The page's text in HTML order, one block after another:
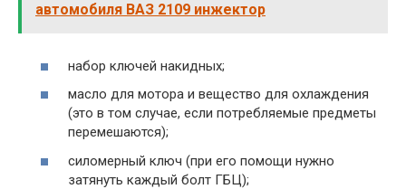
автомобиля ВАЗ 2109 инжектор
набор ключей накидных;
масло для мотора и вещество для охлаждения
(это в том случае, если потребляемые предметы
перемешаются);
силомерный ключ (при его помощи нужно
затянуть каждый болт ГБЦ);